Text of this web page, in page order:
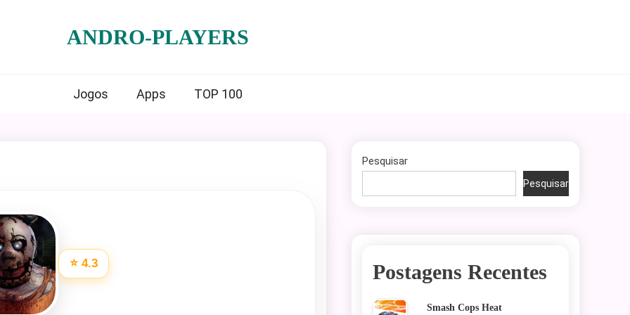
ANDRO-PLAYERS
Jogos Apps TOP 100
⭐ 4.3
Pesquisar
Pesquisar
Postagens Recentes
Smash Cops Heat